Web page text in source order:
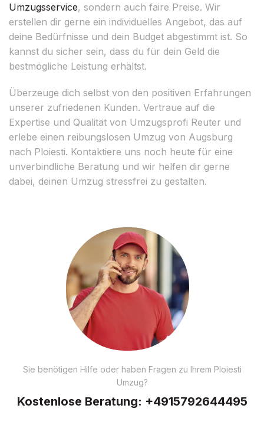
Umzugsservice, sondern auch faire Preise. Wir
erstellen dir gerne ein individuelles Angebot, das auf
deine Bedürfnisse und dein Budget abgestimmt ist. So
kannst du sicher sein, dass du für dein Geld die
bestmögliche Leistung erhältst.
Überzeuge dich selbst von den positiven Erfahrungen
unserer zufriedenen Kunden. Vertraue auf die
Expertise und Qualität von Umzugsprofi Reuter und
erlebe einen reibungslosen Umzug von Augsburg
nach Ploiesti. Kontaktiere uns noch heute für eine
unverbindliche Beratung und wir helfen dir gerne
dabei, deinen Umzug stressfrei zu gestalten.
Sie benötigen Hilfe oder haben Fragen zu Ihrem Ploiesti
Umzug?
Kostenlose Beratung: +4915792644495